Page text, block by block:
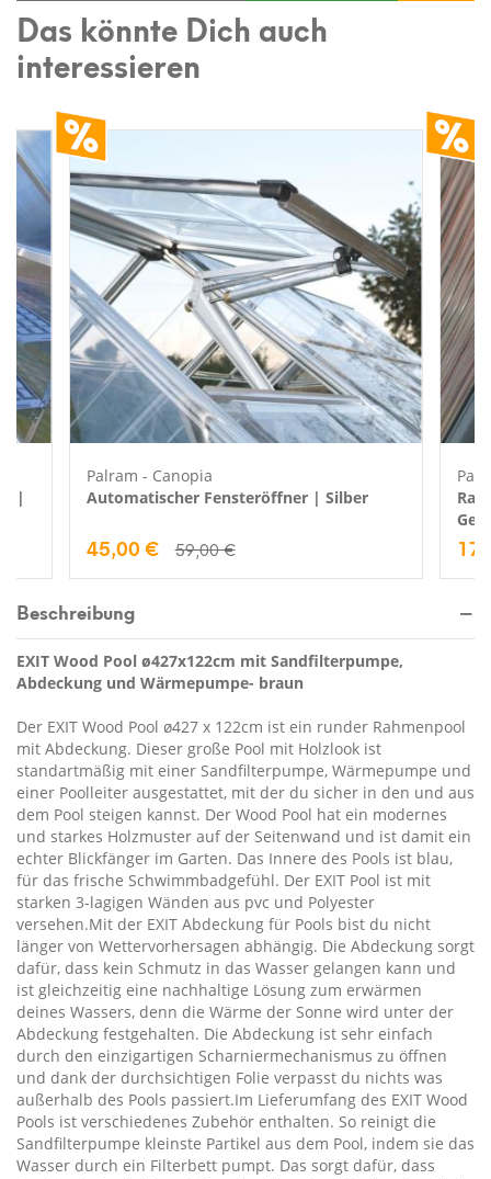
Das könnte Dich auch
interessieren
|
Palram - Canopia
Automatischer Fensteröffner | Silber
45,00 € 59,00 €
Beschreibung
EXIT Wood Pool ø427x122cm mit Sandfilterpumpe,
Abdeckung und Wärmepumpe- braun
Der EXIT Wood Pool ø427 x 122cm ist ein runder Rahmenpool
mit Abdeckung. Dieser große Pool mit Holzlook ist
standartmäßig mit einer Sandfilterpumpe, Wärmepumpe und
einer Poolleiter ausgestattet, mit der du sicher in den und aus
dem Pool steigen kannst. Der Wood Pool hat ein modernes
und starkes Holzmuster auf der Seitenwand und ist damit ein
echter Blickfänger im Garten. Das Innere des Pools ist blau,
für das frische Schwimmbadgefühl. Der EXIT Pool ist mit
starken 3-lagigen Wänden aus pvc und Polyester
versehen.Mit der EXIT Abdeckung für Pools bist du nicht
länger von Wettervorhersagen abhängig. Die Abdeckung sorgt
dafür, dass kein Schmutz in das Wasser gelangen kann und
ist gleichzeitig eine nachhaltige Lösung zum erwärmen
deines Wassers, denn die Wärme der Sonne wird unter der
Abdeckung festgehalten. Die Abdeckung ist sehr einfach
durch den einzigartigen Scharniermechanismus zu öffnen
und dank der durchsichtigen Folie verpasst du nichts was
außerhalb des Pools passiert.Im Lieferumfang des EXIT Wood
Pools ist verschiedenes Zubehör enthalten. So reinigt die
Sandfilterpumpe kleinste Partikel aus dem Pool, indem sie das
Wasser durch ein Filterbett pumpt. Das sorgt dafür, dass